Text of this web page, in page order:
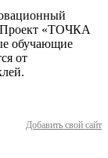
Проект «ТОЧКА
обучающие
от
Добавить свой сайт